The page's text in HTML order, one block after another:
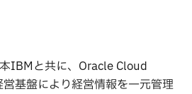
IBMと共に、Oracle Cloud
基盤により経営情報を一元管理